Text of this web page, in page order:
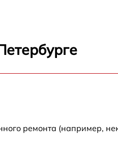
ремонта (например,